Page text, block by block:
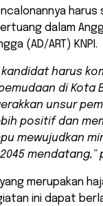
harus
dalam
(AD/ART) KNPI.
kandidat harus
di Kota
unsur
positif dan
mewujudkan
mendatang,”
merupakan
ini dapat